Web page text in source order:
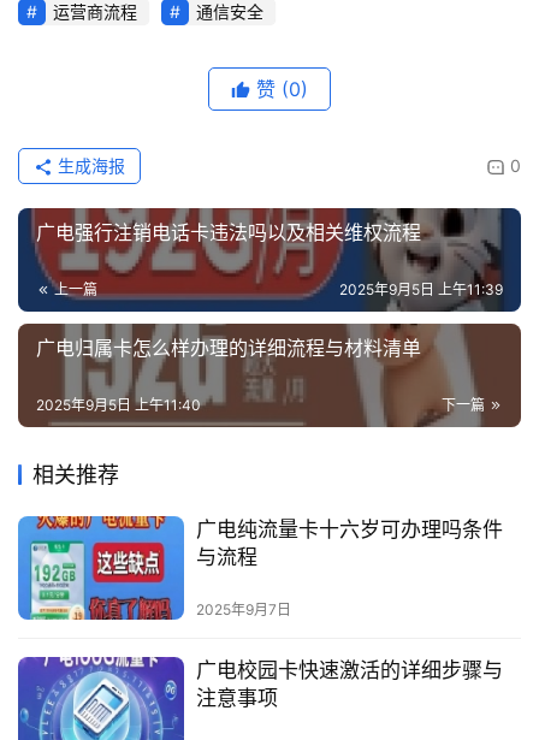
运营商流程
通信安全
赞 (0)
0
生成海报
广电强行注销电话卡违法吗以及相关维权流程
上一篇 2025年9月5日 上午11:39
广电归属卡怎么样办理的详细流程与材料清单
下一篇
2025年9月5日 上午11:40
相关推荐
广电纯流量卡十六岁可办理吗条件
与流程
2025年9月7日
广电校园卡快速激活的详细步骤与
注意事项